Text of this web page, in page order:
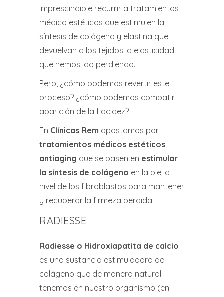
imprescindible recurrir a tratamientos
médico estéticos que estimulen la
síntesis de colágeno y elastina que
devuelvan a los tejidos la elasticidad
que hemos ido perdiendo.
Pero, ¿cómo podemos revertir este
proceso? ¿cómo podemos combatir
aparición de la flacidez?
En Clínicas Rem apostamos por
tratamientos médicos estéticos
antiaging que se basen en estimular
la síntesis de colágeno en la piel a
nivel de los fibroblastos para mantener
y recuperar la firmeza perdida.
RADIESSE
Radiesse o Hidroxiapatita de calcio
es una sustancia estimuladora del
colágeno que de manera natural
tenemos en nuestro organismo (en